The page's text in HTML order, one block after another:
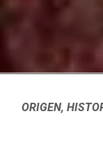
ORIGEN,